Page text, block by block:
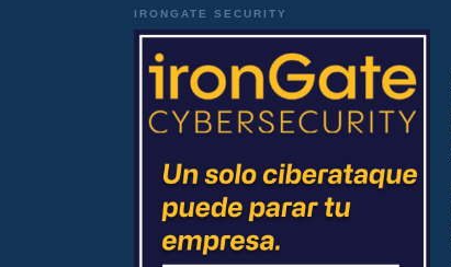
IRONGATE SECURITY